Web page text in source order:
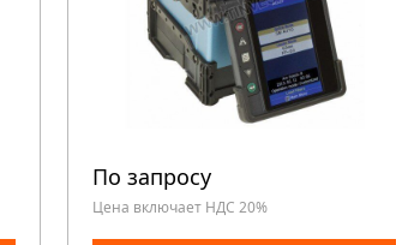
По запросу
Цена включает НДС 20%